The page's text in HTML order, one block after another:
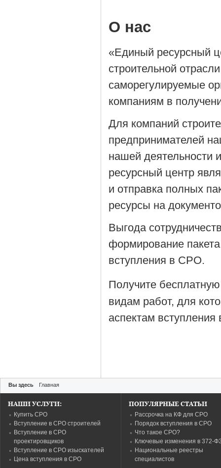
О нас
«Единый ресурсный
строительной
саморегулируемые
компаниям в
Для компаний
предпринимателей
нашей деятельности
ресурсный центр
и отправка полных
ресурсы на
Выгода
формирование
вступления в СРО.
Получите
видам работ, для
аспектам
Вы здесь Главная
НАШИ УСЛУГИ:
Купить СРО
Вступление в СРО строителей
Вступление в СРО
проектировщиков
Вступление в СРО изыскателей
Цена вступления в СРО
ПОПУЛЯРНЫЕ СТАТЬИ
Рассрочка на КФ для СРО
Порядок вступления в СРО
Что такое СРО?
Ключевые изменения в 372-
Национальные реестры
специалистов